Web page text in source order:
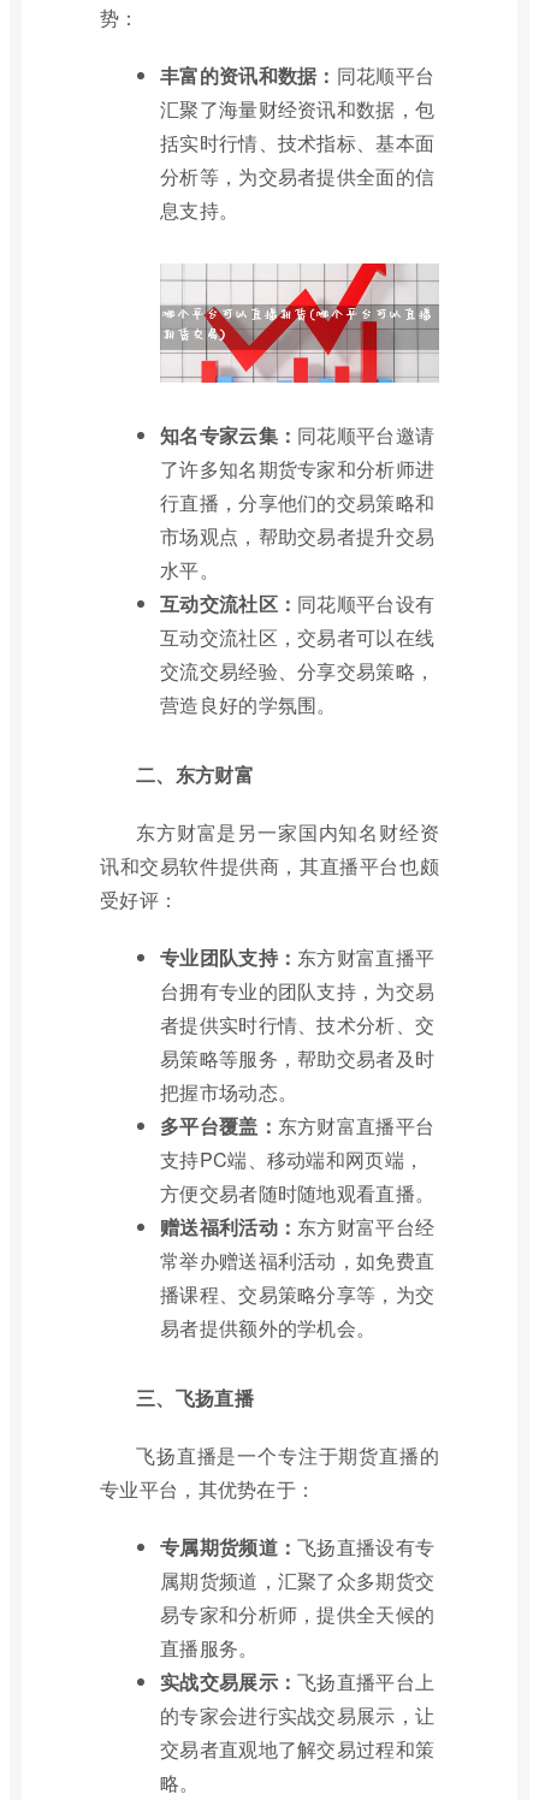
势：
丰富的资讯和数据： 同花顺平台
汇聚了海量财经资讯和数据，包
括实时行情、技术指标、基本面
分析等，为交易者提供全面的信
息支持。
知名专家云集： 同花顺平台邀请
了许多知名期货专家和分析师进
行直播，分享他们的交易策略和
市场观点，帮助交易者提升交易
水平。
互动交流社区： 同花顺平台设有
互动交流社区，交易者可以在线
交流交易经验、分享交易策略，
营造良好的学氛围。
二、东方财富
东方财富是另一家国内知名财经资
讯和交易软件提供商，其直播平台也颇
受好评：
专业团队支持： 东方财富直播平
台拥有专业的团队支持，为交易
者提供实时行情、技术分析、交
易策略等服务，帮助交易者及时
把握市场动态。
多平台覆盖： 东方财富直播平台
支持PC端、移动端和网页端，
方便交易者随时随地观看直播。
赠送福利活动： 东方财富平台经
常举办赠送福利活动，如免费直
播课程、交易策略分享等，为交
易者提供额外的学机会。
三、飞扬直播
飞扬直播是一个专注于期货直播的
专业平台，其优势在于：
专属期货频道：飞扬直播设有专
属期货频道，汇聚了众多期货交
易专家和分析师，提供全天候的
直播服务。
实战交易展示：飞扬直播平台上
的专家会进行实战交易展示，让
交易者直观地了解交易过程和策
略。